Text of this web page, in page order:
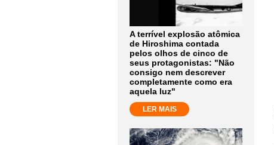
A terrível explosão atômica
de Hiroshima contada
pelos olhos de cinco de
seus protagonistas: "Não
consigo nem descrever
completamente como era
aquela luz"
LER MAIS